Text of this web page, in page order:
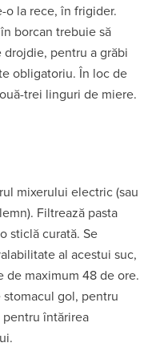
o la rece, în frigider.
borcan trebuie să
pentru a grăbi
obligatoriu. În loc de
trei linguri de miere.
mixerului electric (sau
Filtrează pasta
sticlă curată. Se
al acestui suc,
de maximum 48 de ore.
gol, pentru
pentru întărirea